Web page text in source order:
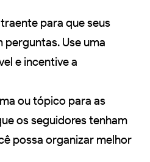
para que seus
Use uma
e incentive a
ou tópico para as
os seguidores tenham
possa organizar melhor